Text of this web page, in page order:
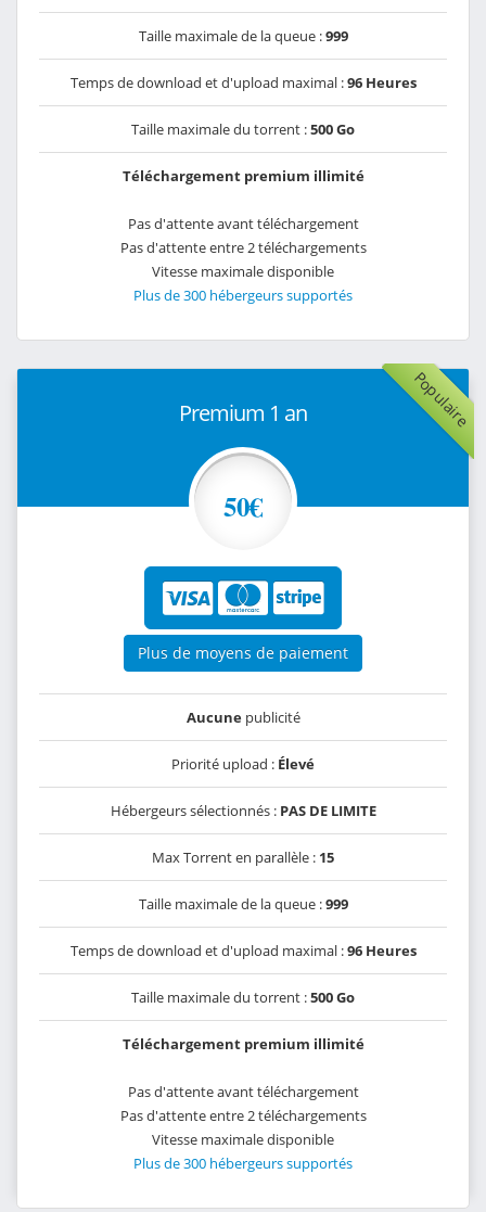
Taille maximale de la queue :999
Temps de download et d'upload maximal :96 Heures
Taille maximale du torrent :500 Go
Téléchargement premium illimité
Pas d'attente avant téléchargement
Pas d'attente entre 2 téléchargements
Vitesse maximale disponible
Plus de 300 hébergeurs supportés
Populaire
Premium 1 an
50€
Plus de moyens de paiement
Aucunepublicité
Priorité upload : Élevé
Hébergeurs sélectionnés : PAS DE LIMITE
Max Torrent en parallèle : 15
Taille maximale de la queue :999
Temps de download et d'upload maximal :96 Heures
Taille maximale du torrent :500 Go
Téléchargement premium illimité
Pas d'attente avant téléchargement
Pas d'attente entre 2 téléchargements
Vitesse maximale disponible
Plus de 300 hébergeurs supportés